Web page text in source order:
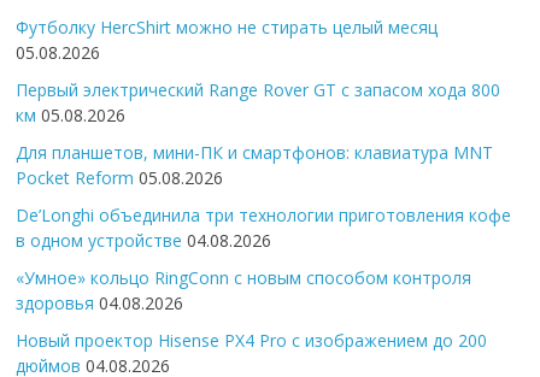
Футболку HercShirt можно не стирать целый месяц
05.08.2026
Первый электрический Range Rover GT с запасом хода 800
км 05.08.2026
Для планшетов, мини-ПК и смартфонов: клавиатура MNT
Pocket Reform 05.08.2026
De’Longhi объединила три технологии приготовления кофе
в одном устройстве 04.08.2026
«Умное» кольцо RingConn с новым способом контроля
здоровья 04.08.2026
Новый проектор Hisense PX4 Pro с изображением до 200
дюймов 04.08.2026